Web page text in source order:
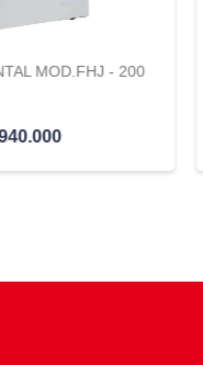
MOD.FHJ - 200